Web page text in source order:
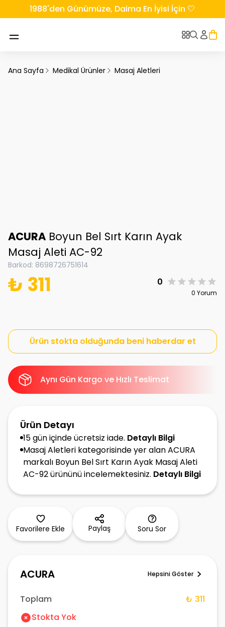
1988'den Günümüze, Daima En İyisi İçin 🤍
Ana Sayfa Medikal Ürünler Masaj Aletleri
ACURA Boyun Bel Sırt Karın Ayak
Masaj Aleti AC-92
Barkod: 8698726751614
₺ 311 0
0 Yorum
Ürün stokta olduğunda beni haberdar et
Aynı Gün Kargo ve Hızlı Teslimat
Ürün Detayı
15 gün içinde ücretsiz iade. Detaylı Bilgi
Masaj Aletleri kategorisinde yer alan ACURA
markalı Boyun Bel Sırt Karın Ayak Masaj Aleti
AC-92 ürününü incelemektesiniz. Detaylı Bilgi
Favorilere Ekle Paylaş Soru Sor
ACURA Hepsini Göster
Toplam
₺ 311
Stokta Yok